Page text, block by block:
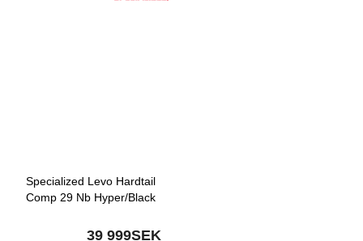
Specialized Levo Hardtail
Comp 29 Nb Hyper/Black
39 999SEK